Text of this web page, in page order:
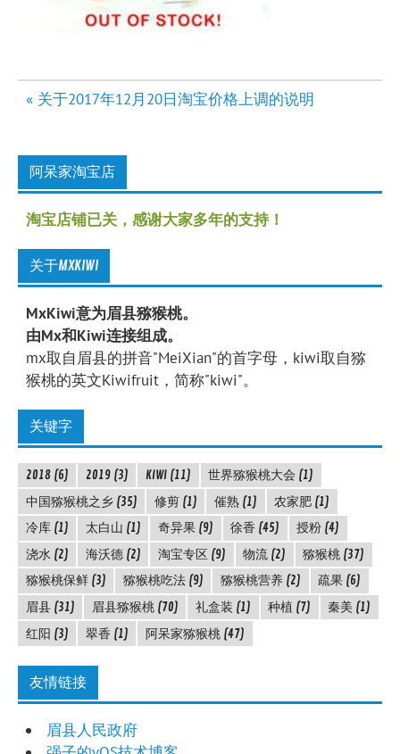
文
航
« 关于2017年12月20日淘宝价格上调的说明
阿呆家淘宝店
淘宝店铺已关，感谢大家多年的支持！
关于MXKIWI
MxKiwi意为眉县猕猴桃。
由Mx和Kiwi连接组成。
mx取自眉县的拼音"MeiXian"的首字母，kiwi取自猕
猴桃的英文Kiwifruit，简称"kiwi"。
关键字
2018(6) 2019(3) KIWI(11) 世界猕猴桃大会 (1)
中国猕猴桃之乡(35) 修剪(1) 催熟(1) 农家肥 (1)
冷库(1) 太白山 (1) 奇异果 (9) 徐香 (45) 授粉 (4)
浇水(2) 海沃德(2) 淘宝专区(9) 物流 (2) 猕猴桃 (37)
猕猴桃保鲜(3) 猕猴桃吃法(9) 猕猴桃营养(2) 疏果 (6)
眉县(31) 眉县猕猴桃(70) 礼盒装 (1) 种植 (7) 秦美 (1)
红阳 (3) 翠香 (1) 阿呆家猕猴桃(47)
友情链接
眉县人民政府